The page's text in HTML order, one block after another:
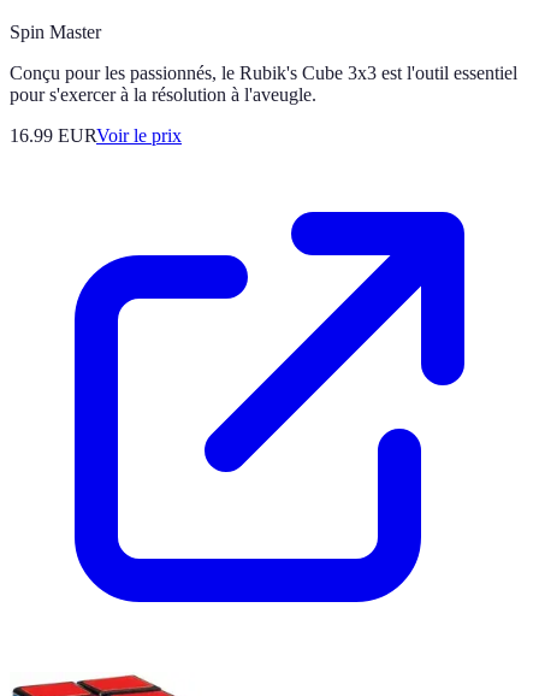
Spin Master
Conçu pour les passionnés, le Rubik's Cube 3x3 est l'outil essentiel
pour s'exercer à la résolution à l'aveugle.
16.99 EURVoir le prix